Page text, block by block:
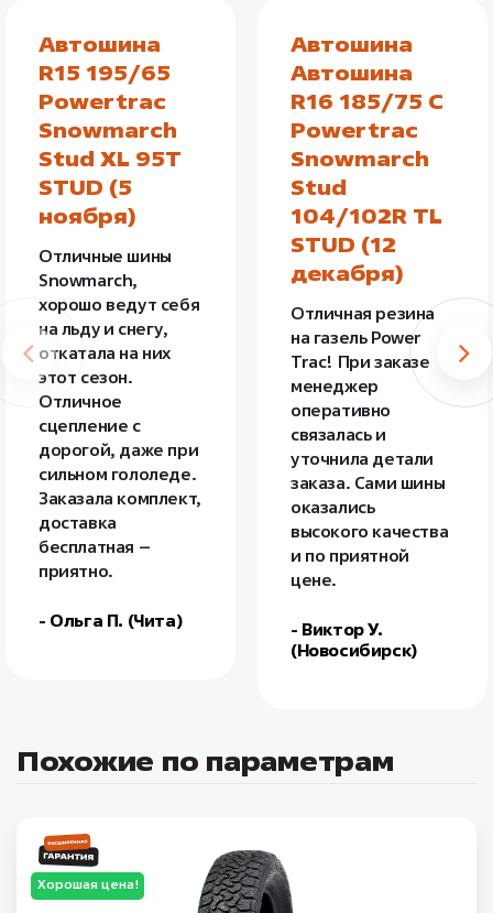
Автошина
R15 195/65
Powertrac
Snowmarch
Stud XL 95T
STUD (5
ноября)
Отличные шины
Snowmarch,
хорошо ведут себя
на льду и снегу,
откатала на них
этот сезон.
Отличное
сцепление с
дорогой, даже при
сильном гололеде.
Заказала комплект,
доставка
бесплатная –
приятно.
- Ольга П. (Чита)
Автошина
Автошина
R16 185/75 C
Powertrac
Snowmarch
Stud
104/102R TL
STUD (12
декабря)
Отличная резина
на газель Power
Trac! При заказе
менеджер
оперативно
связалась и
уточнила детали
заказа. Сами шины
оказались
высокого качества
и по приятной
цене.
- Виктор У.
(Новосибирск)
Похожие по параметрам
Хорошая цена!